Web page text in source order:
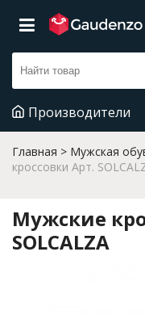
Производители
Главная Мужская
кроссовки Арт.
Мужские
SOLCALZA